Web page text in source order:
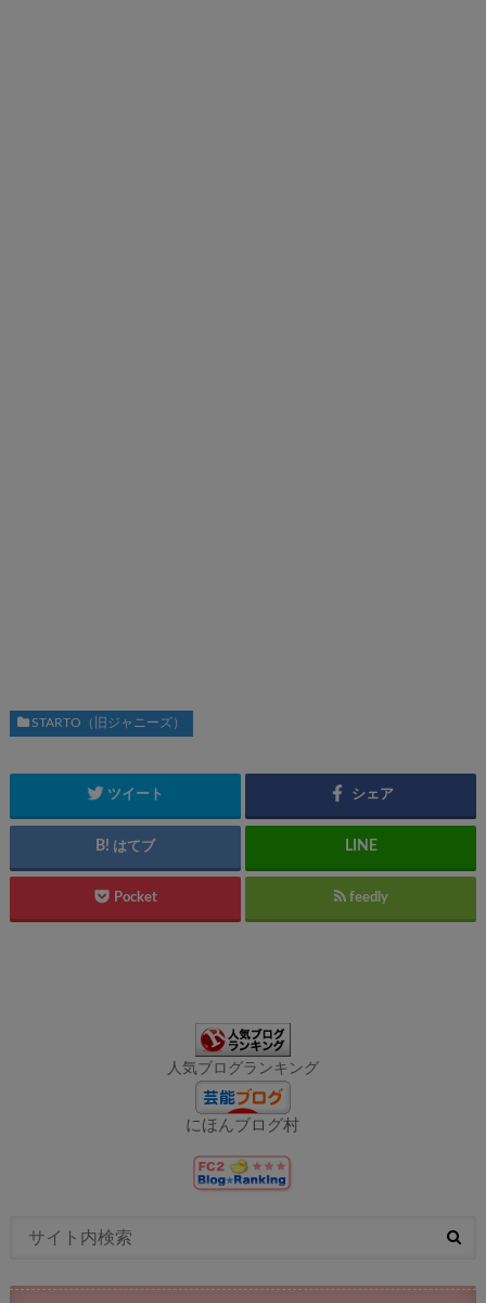
STARTO（旧ジャニーズ）
ツイート シェア
はてブ
Pocket feedly
人気ブログランキング
にほんブログ村